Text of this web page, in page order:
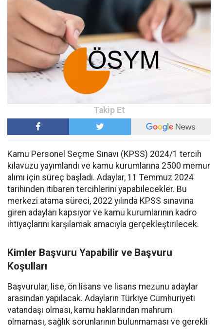
Kamu Personel Seçme Sınavı (KPSS) 2024/1 tercih
kılavuzu yayımlandı ve kamu kurumlarına 2500 memur
alımı için süreç başladı. Adaylar, 11 Temmuz 2024
tarihinden itibaren tercihlerini yapabilecekler. Bu
merkezi atama süreci, 2022 yılında KPSS sınavına
giren adayları kapsıyor ve kamu kurumlarının kadro
ihtiyaçlarını karşılamak amacıyla gerçekleştirilecek.
Kimler Başvuru Yapabilir ve Başvuru
Koşulları
Başvurular, lise, ön lisans ve lisans mezunu adaylar
arasından yapılacak. Adayların Türkiye Cumhuriyeti
vatandaşı olması, kamu haklarından mahrum
olmaması, sağlık sorunlarının bulunmaması ve gerekli